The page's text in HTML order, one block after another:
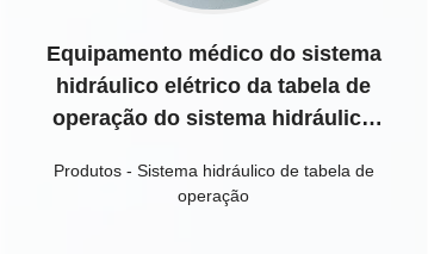
Equipamento médico do sistema
hidráulico elétrico da tabela de
operação do sistema hidráulico
Produtos- Sistema hidráulico de tabela de
operação